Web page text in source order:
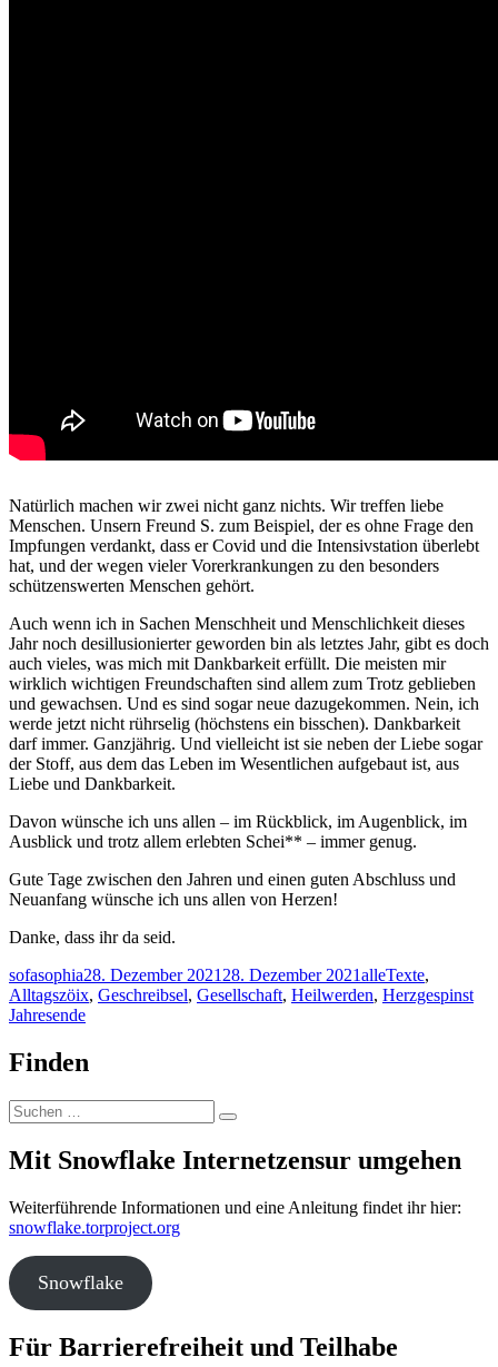
Natürlich machen wir zwei nicht ganz nichts. Wir treffen liebe
Menschen. Unsern Freund S. zum Beispiel, der es ohne Frage den
Impfungen verdankt, dass er Covid und die Intensivstation überlebt
hat, und der wegen vieler Vorerkrankungen zu den besonders
schützenswerten Menschen gehört.
Auch wenn ich in Sachen Menschheit und Menschlichkeit dieses
Jahr noch desillusionierter geworden bin als letztes Jahr, gibt es doch
auch vieles, was mich mit Dankbarkeit erfüllt. Die meisten mir
wirklich wichtigen Freundschaften sind allem zum Trotz geblieben
und gewachsen. Und es sind sogar neue dazugekommen. Nein, ich
werde jetzt nicht rührselig (höchstens ein bisschen). Dankbarkeit
darf immer. Ganzjährig. Und vielleicht ist sie neben der Liebe sogar
der Stoff, aus dem das Leben im Wesentlichen aufgebaut ist, aus
Liebe und Dankbarkeit.
Davon wünsche ich uns allen – im Rückblick, im Augenblick, im
Ausblick und trotz allem erlebten Schei** – immer genug.
Gute Tage zwischen den Jahren und einen guten Abschluss und
Neuanfang wünsche ich uns allen von Herzen!
Danke, dass ihr da seid.
Autor
sofasophiaVeröffentlicht
am
28. Dezember 202128. Dezember 2021Kategorien
alleTexte,
Alltagszöix, Geschreibsel, Gesellschaft, Heilwerden, Herzgespinst
Jahresende
Finden
Suchen
nach:
Suchen
Mit Snowflake Internetzensur umgehen
Weiterführende Informationen und eine Anleitung findet ihr hier:
snowflake.torproject.org
Snowflake
Für Barrierefreiheit und Teilhabe